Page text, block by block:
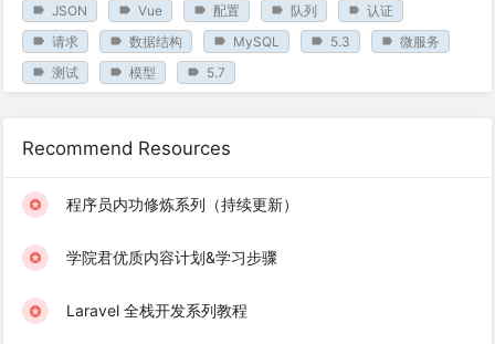
JSON
Vue 配置 队列
认证
请求
数据结构 MySQL 5.3
微服务
测试
模型 5.7
Recommend Resources
程序员内功修炼系列（持续更新）
学院君优质内容计划&学习步骤
Laravel 全栈开发系列教程